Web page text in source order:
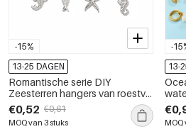
-15%
13-25 DAGEN
Romantische serie DIY
Zeesterren hangers van roestvrij
staal, waterdicht, goudkleurig,
voor dames
€0,52 €0,61
MOQ van 3 stuks
-
13-
zelf
MOQ